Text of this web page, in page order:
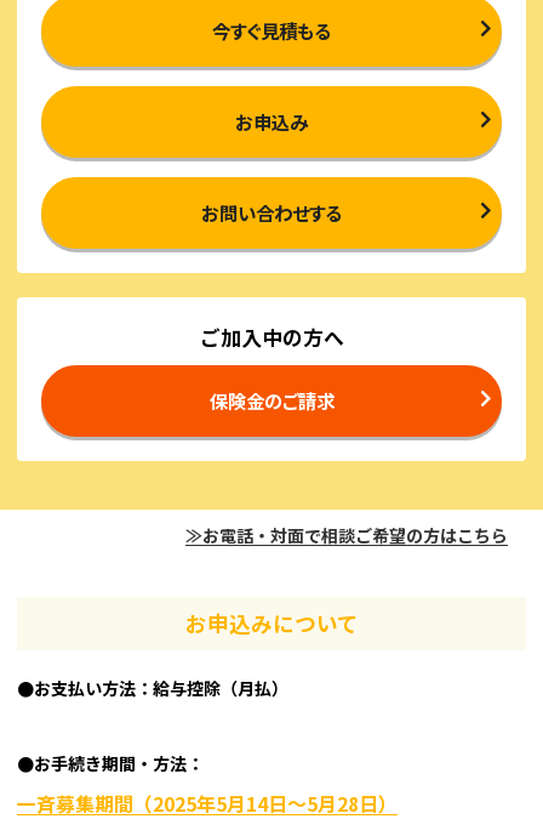
今すぐ見積もる
お申込み
お問い合わせする
ご加入中の方へ
保険金のご請求
≫お電話・対面で相談ご希望の方はこちら
お申込みについて
●お支払い方法：給与控除（月払）
●お手続き期間・方法：
一斉募集期間（2025年5月14日～5月28日）